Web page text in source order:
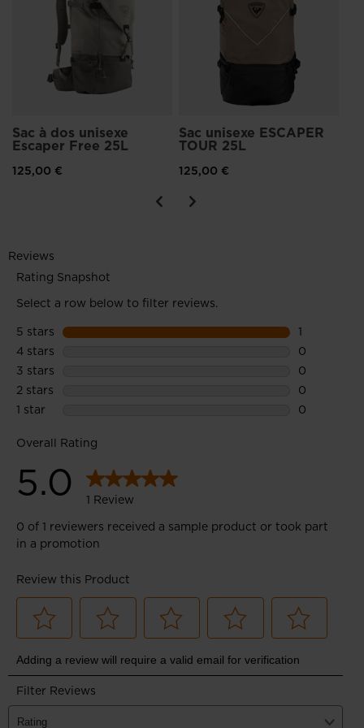
Sac à dos unisexe
Escaper Free 25L
125,00 €
Sac unisexe ESCAPER
TOUR 25L
125,00 €